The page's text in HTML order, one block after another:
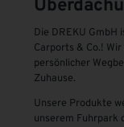
Die DREKU GmbH
Carports & Co.!
persönlicher
Zuhause.
Unsere Produkte
unserem Fuhrpark